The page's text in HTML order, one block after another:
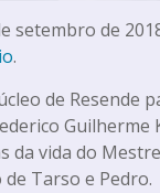
setembro de
.
de Resende
Guilherme
da vida do
Tarso e Pedro.